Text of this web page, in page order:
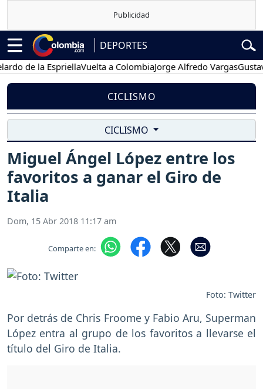
DEPORTES
la EspriellaVuelta a ColombiaJorge Alfredo VargasGustavo
CICLISMO
CICLISMO
Miguel Ángel López entre los
favoritos a ganar el Giro de
Italia
Dom, 15 Abr 2018 11:17 am
Comparte en:
Foto: Twitter
Por detrás de Chris Froome y Fabio Aru, Superman
López entra al grupo de los favoritos a llevarse el
título del Giro de Italia.